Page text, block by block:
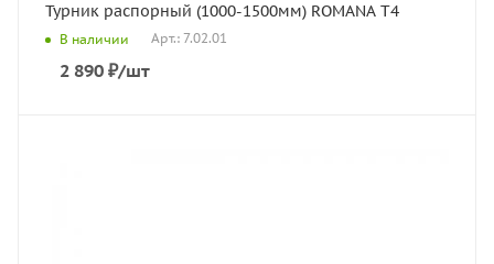
Турник распорный (1000-1500мм) ROMANA T4
В наличии Арт.: 7.02.01
2 890 ₽/шт